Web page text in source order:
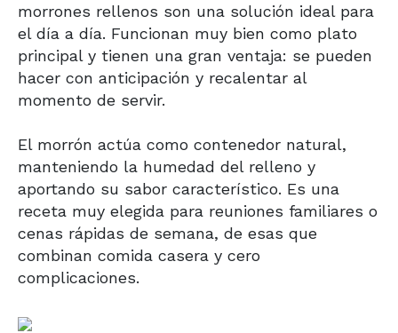
morrones rellenos son una solución ideal para
el día a día. Funcionan muy bien como plato
principal y tienen una gran ventaja: se pueden
hacer con anticipación y recalentar al
momento de servir.
El morrón actúa como contenedor natural,
manteniendo la humedad del relleno y
aportando su sabor característico. Es una
receta muy elegida para reuniones familiares o
cenas rápidas de semana, de esas que
combinan comida casera y cero
complicaciones.